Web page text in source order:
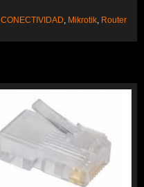
CONECTIVIDAD, Mikrotik, Router